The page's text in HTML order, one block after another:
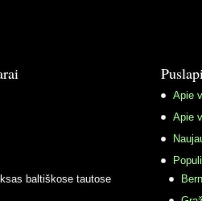
baltiškose tautose
Apie
Apie